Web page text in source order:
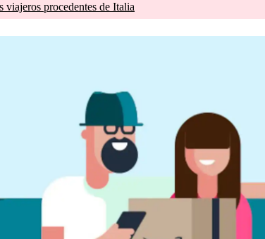
viajeros procedentes de Italia